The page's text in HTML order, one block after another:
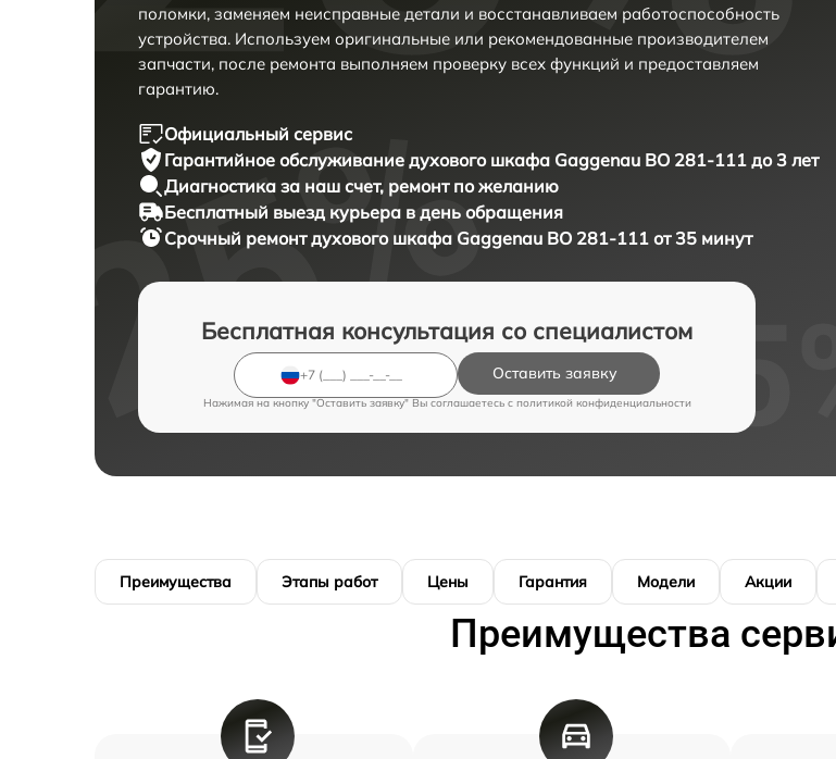
поломки, заменяем неисправные детали и восстанавливаем работоспособность
устройства. Используем оригинальные или рекомендованные производителем
запчасти, после ремонта выполняем проверку всех функций и предоставляем
гарантию.
Официальный сервис
Гарантийное обслуживание духового шкафа Gaggenau BO 281-111 до 3 лет
Диагностика за наш счет, ремонт по желанию
Бесплатный выезд курьера в день обращения
Срочный ремонтдухового шкафа Gaggenau BO 281-111 от 35 минут
Бесплатная консультация со специалистом
Оставить заявку
Нажимая на кнопку "Оставить заявку" Вы соглашаетесь c политикой конфиденциальности
Преимущества Этапы работ Цены Гарантия Модели Акции
Преимущества